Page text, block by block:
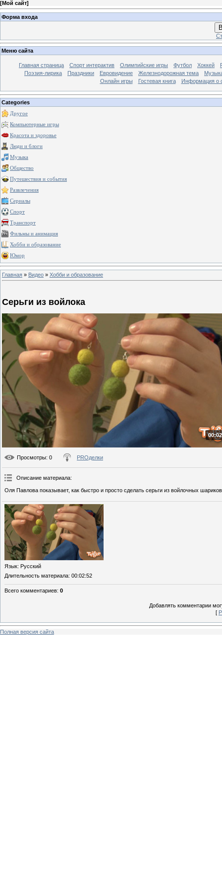
[Мой сайт]
Форма входа
Меню сайта
Главная страница Спорт интерактив Олимпийские игры Футбол Хоккей
Поэзия-лирика
Праздники Евровидение Железнодорожная тема
Онлайн игры
Гостевая книга Информация о
Categories
Другое
Компьютерные игры
Красота и здоровье
Люди и блоги
Музыка
Общество
Путешествия и события
Развлечения
Сериалы
Спорт
Транспорт
Фильмы и анимация
Хобби и образование
Юмор
Главная » Видео » Хобби и образование
Серьги из войлока
Просмотры: 0 PROделки
Описание материала:
Оля Павлова показывает, как быстро и просто сделать серьги из войлочных
Язык: Русский
Длительность материала: 00:02:52
Всего комментариев: 0
Добавлять комментарии
[
Полная версия сайта